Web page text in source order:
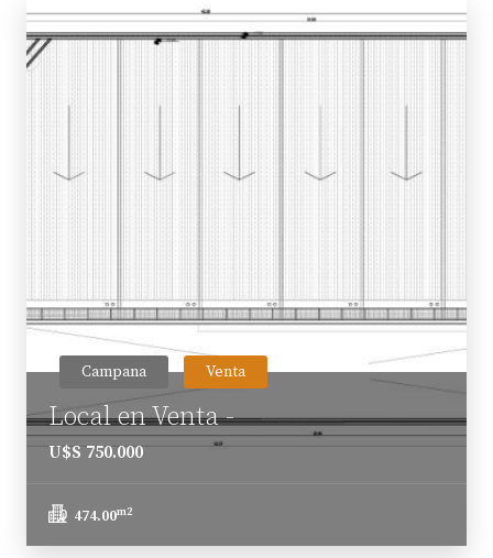
Campana Venta
Local en Venta -
U$S 750.000
474.00m2